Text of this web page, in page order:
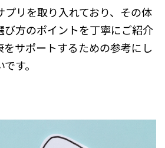
プリを取り入れており、その体
び方のポイントを丁寧にご紹介
をサポートするための参考にし
す。